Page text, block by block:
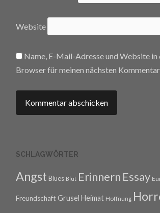
Website
Name, E-Mail-Adresse und Website in
Browser für meinen nächsten Kommentar
SCHLAGWÖRTER
Angst Blues Blut Erinnern Essay
Freundschaft Grusel Heimat Hoffnung